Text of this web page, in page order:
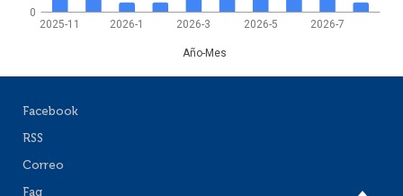
2025-11 2026-1 2026-3 2026-5 2026-7
Año-Mes
0
Facebook
RSS
Correo
Faq